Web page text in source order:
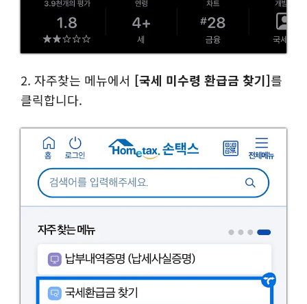
2. 자주찾는 메뉴에서 [국세 미수령 환급금 찾기]를
클릭합니다.